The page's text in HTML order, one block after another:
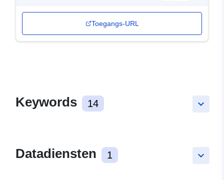
Toegangs-URL
keyboard_arrow_down
Keywords 14
keyboard_arrow_down
Datadiensten 1